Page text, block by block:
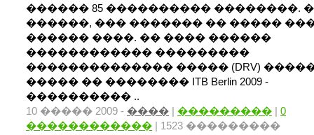
������ 85 ���������� ��������.
������, ��� ������� �� �����
������ ����. �� ���� ������
������������ ���������
�������������� ����� (DRV)
����� �� �������� ITB Berlin 2009 -
���������� ..
10 ����� 2009 - ���� | ��������� | 0
������������ | 1523 ���������